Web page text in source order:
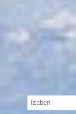
Izaberi